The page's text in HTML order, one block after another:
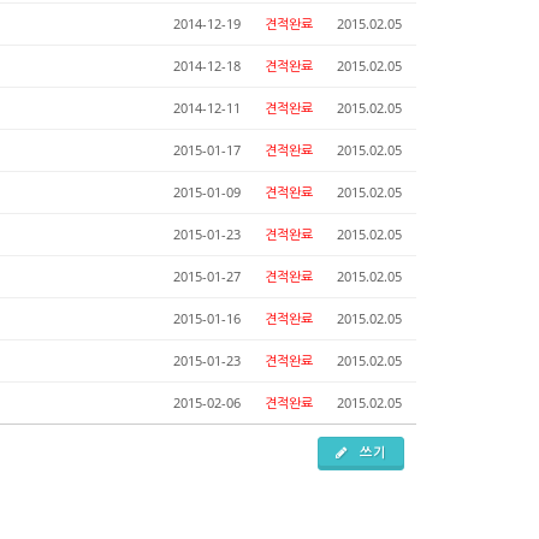
2014-12-19 견적완료 2015.02.05
2014-12-18 견적완료 2015.02.05
2014-12-11 견적완료 2015.02.05
2015-01-17 견적완료 2015.02.05
2015-01-09 견적완료 2015.02.05
2015-01-23 견적완료 2015.02.05
2015-01-27 견적완료 2015.02.05
2015-01-16 견적완료 2015.02.05
2015-01-23 견적완료 2015.02.05
2015-02-06 견적완료 2015.02.05
쓰기